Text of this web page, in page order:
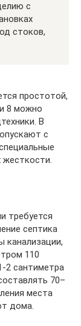
с
стоков,
простотой,
8 можно
В
с
жесткости.
требуется
септика
канализации,
110
2 сантиметра
70–
места
дома.